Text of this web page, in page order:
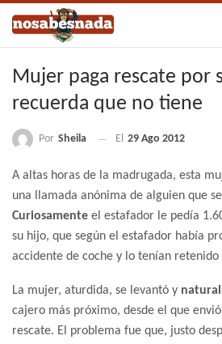
Mujer paga rescate por
recuerda que no tiene
Por Sheila El 29 Ago 2012
A altas horas de la madrugada, esta
una llamada anónima de alguien que
Curiosamente el estafador le pedía
su hijo, que según el estafador había
accidente de coche y lo tenían
La mujer, aturdida, se levantó y
cajero más próximo, desde el que
rescate. El problema fue que, justo